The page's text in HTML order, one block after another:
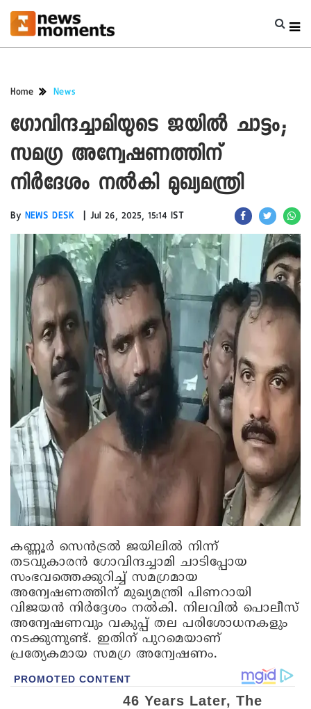
Home News
ഗോവിന്ദച്ചാമിയുടെ ജയിൽ ചാട്ടം;
സമഗ്ര അന്വേഷണത്തിന്
നിർദേശം നൽകി മുഖ്യമന്ത്രി
By NEWS DESK | Jul 26, 2025, 15:14 IST
കണ്ണൂർ സെൻട്രൽ ജയിലിൽ നിന്ന്
തടവുകാരൻ ഗോവിന്ദച്ചാമി ചാടിപ്പോയ
സംഭവത്തെക്കുറിച്ച് സമഗ്രമായ
അന്വേഷണത്തിന് മുഖ്യമന്ത്രി പിണറായി
വിജയൻ നിർദ്ദേശം നൽകി. നിലവിൽ പൊലീസ്
അന്വേഷണവും വകുപ്പ് തല പരിശോധനകളും
നടക്കുന്നുണ്ട്. ഇതിന് പുറമെയാണ്
പ്രത്യേകമായ സമഗ്ര അന്വേഷണം.